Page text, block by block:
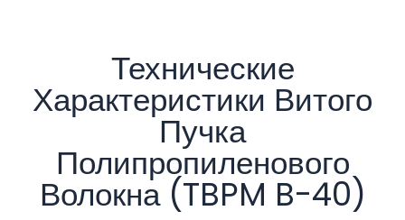
Технические
Характеристики Витого
Пучка
Полипропиленового
Волокна (TBPM B-40)